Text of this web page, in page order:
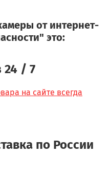
от интернет-
это:
24 / 7
на сайте всегда
по России